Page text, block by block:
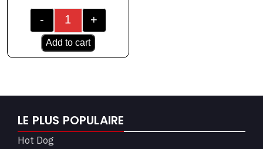
- +
Add to cart
LE PLUS POPULAIRE
Hot Dog